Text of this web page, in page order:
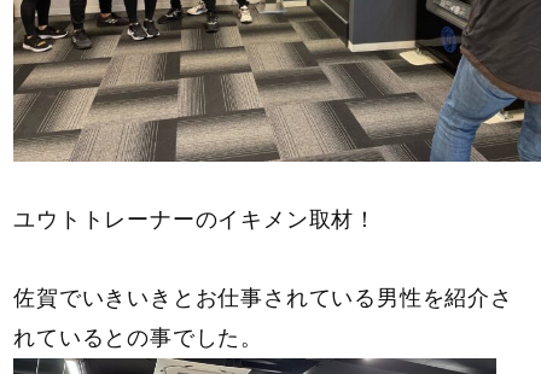
ユウトトレーナーのイキメン取材！
佐賀でいきいきとお仕事されている男性を紹介さ
れているとの事でした。